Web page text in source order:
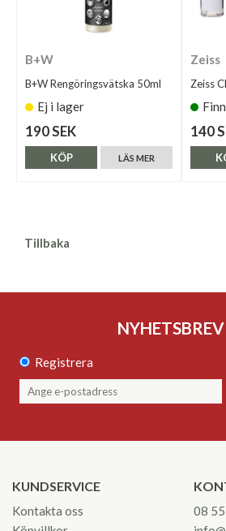
B+W
B+W Rengöringsvätska 50ml
Ej i lager
190 SEK
LÄS MER
KÖP
Zeiss
Zeiss
140
Tillbaka
NYHETSBREV
Registrera
KUNDSERVICE
Kontakta oss
08